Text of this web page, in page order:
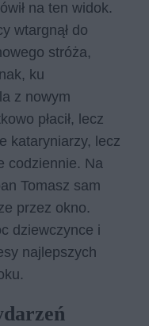
na ten widok.
wtargnął do
stróża,
ku
z nowym
płacił, lecz
kataryniarzy, lecz
codziennie. Na
Tomasz sam
przez okno.
dziewczynce i
najlepszych